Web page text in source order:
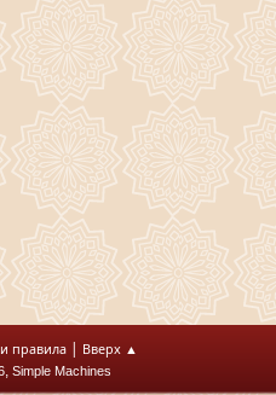
правила | Вверх ▲
, Simple Machines